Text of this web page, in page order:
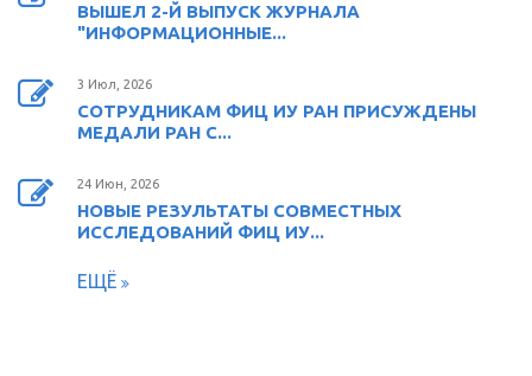
ВЫШЕЛ 2-Й ВЫПУСК ЖУРНАЛА
"ИНФОРМАЦИОННЫЕ...
3 Июл, 2026
СОТРУДНИКАМ ФИЦ ИУ РАН ПРИСУЖДЕНЫ
МЕДАЛИ РАН С...
24 Июн, 2026
НОВЫЕ РЕЗУЛЬТАТЫ СОВМЕСТНЫХ
ИССЛЕДОВАНИЙ ФИЦ ИУ...
ЕЩЁ